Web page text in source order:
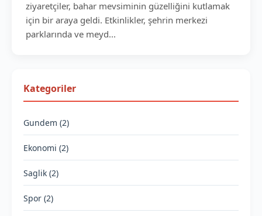
ziyaretçiler, bahar mevsiminin güzelliğini kutlamak
için bir araya geldi. Etkinlikler, şehrin merkezi
parklarında ve meyd...
Kategoriler
Gundem (2)
Ekonomi (2)
Saglik (2)
Spor (2)